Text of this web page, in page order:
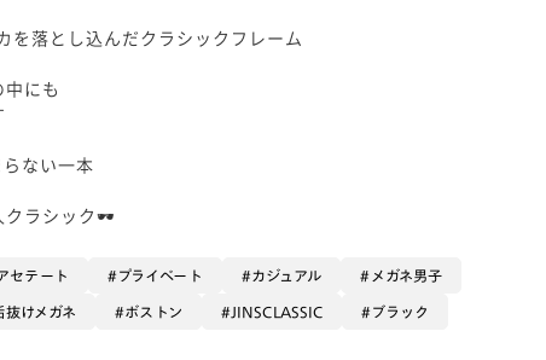
を落とし込んだクラシックフレーム
にも
ない一本
クラシック🕶
セテート プライベート カジュアル メガネ男子
抜けメガネ ボストン JINSCLASSIC ブラック